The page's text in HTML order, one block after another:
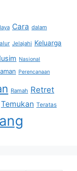
Cara dalam
Jelajahi Keluarga
Nasional
Perencanaan
Ramah Retret
Temukan Teratas